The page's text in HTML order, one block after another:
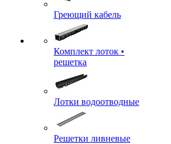
Греющий кабель
Комплект лоток •
решетка
Лотки водоотводные
Решетки ливневые